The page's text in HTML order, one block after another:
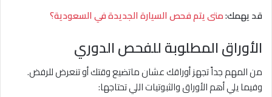
قد يهمك:متى يتم فحص السيارة الجديدة في السعودية؟
الأوراق المطلوبة للفحص الدوري
من المهم جداً تجهز أوراقك عشان ماتضيع وقتك أو تنعرض للرفض.
وفيما يلي أهم الأوراق والثبوتيات اللي تحتاجها: